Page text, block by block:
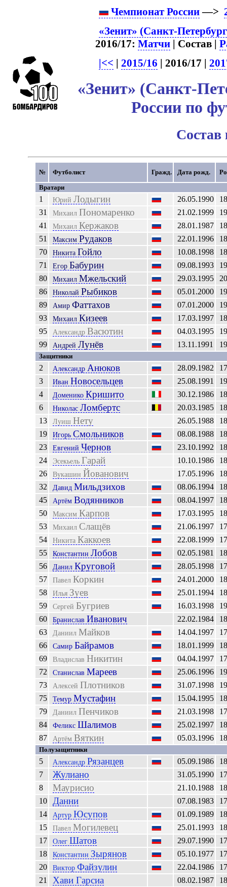
Чемпионат России—>
«Зенит» (Санкт-
2016/17:Матчи | Состав |
|<< | 2015/16 | 2016/17 |
«Зенит» (Санкт-
России по
№ Футболист Гражд. Дата рожд.
Вратари
1 ЮрийЛодыгин 26.05.1990
31
Михаил Пономаренко 21.02.1999
41
Михаил Кержаков 28.01.1987
51
Максим Рудаков 22.01.1996
70
Никита Гойло 10.08.1998
71
Егор Бабурин 09.08.1993
80
Михаил Мжельский 29.03.1995
86
Николай Рыбиков 05.01.2000
89
АмирФаттахов 07.01.2000
93
Михаил Кизеев 17.03.1997
95
Александр Васютин 04.03.1995
99
АндрейЛунёв 13.11.1991
Защитники
2 Александр Анюков 28.09.1982
3
Иван Новосельцев 25.08.1991
4
Доменико Кришито 30.12.1986
6
НиколасЛомбертс 20.03.1985
13
Луиш Нету 26.05.1988
19
ИгорьСмольников 08.08.1988
23
Евгений Чернов 23.10.1992
24
Эсекьель Гарай 10.10.1986
26
Вукашин Йованович 17.05.1996
32
Давид Мильдзихов 08.06.1994
45
Артём Водянников 08.04.1997
50
Максим Карпов 17.03.1995
53
Михаил Слащёв 21.06.1997
54
Никита Каккоев 22.08.1999
55
КонстантинЛобов 02.05.1981
56
Данил Круговой 28.05.1998
57
Павел Коркин 24.01.2000
58
Илья Зуев 25.01.1994
59
Сергей Бугриев 16.03.1998
60
Бранислав Иванович 22.02.1984
63
Даниил Майков 14.04.1997
66
Самир Байрамов 18.01.1999
69
Владислав Никитин 04.04.1997
72
Станислав Мареев 25.06.1996
73
Алексей Плотников 31.07.1998
75
Темур Мустафин 15.04.1995
79
Даниил Пенчиков 21.03.1998
84
Феликс Шалимов 25.02.1997
87
Артём Вяткин 05.03.1996
Полузащитники
5 Александр Рязанцев 05.09.1986
7
Жулиано 31.05.1990
8
Маурисио 21.10.1988
10
Данни 07.08.1983
14
Артур Юсупов 01.09.1989
15
Павел Могилевец 25.01.1993
17
Олег Шатов 29.07.1990
18
Константин Зырянов 05.10.1977
20
ВикторФайзулин 22.04.1986
21
Хави Гарсиа 08.02.1987